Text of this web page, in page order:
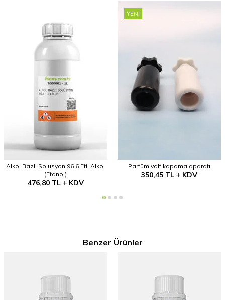
Alkol Bazlı Solusyon 96.6 Etil Alkol
(Etanol)
476,80TL KDV
YENI
Parfüm valf kapama aparatı
350,45 TL KDV
Benzer Ürünler